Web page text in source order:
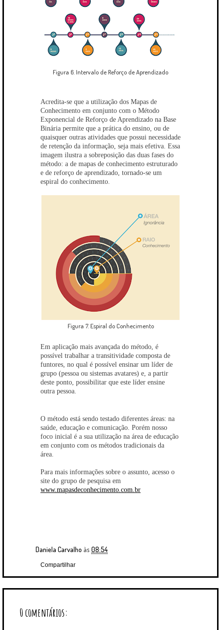
Figura 6. Intervalo de Reforço de Aprendizado
Acredita-se que a utilização dos Mapas de
Conhecimento em conjunto com o Método
Exponencial de Reforço de Aprendizado na Base
Binária permite que a prática do ensino, ou de
quaisquer outras atividades que possui necessidade
de retenção da informação, seja mais efetiva. Essa
imagem ilustra a sobreposição das duas fases do
método: a de mapas de conhecimento estruturado
e de reforço de aprendizado, tornado-se um
espiral do conhecimento.
Figura 7. Espiral do Conhecimento
Em aplicação mais avançada do método, é
possível trabalhar a transitividade composta de
funtores, no qual é possível ensinar um líder de
grupo (pessoa ou sistemas avatares) e, a partir
deste ponto, possibilitar que este líder ensine
outra pessoa.
O método está sendo testado diferentes áreas: na
saúde, educação e comunicação. Porém nosso
foco inicial é a sua utilização na área de educação
em conjunto com os métodos tradicionais da
área.
Para mais informações sobre o assunto, acesso o
site do grupo de pesquisa em
www.mapasdeconhecimento.com.br
Daniela Carvalho às 08:54
Compartilhar
0 comentários: